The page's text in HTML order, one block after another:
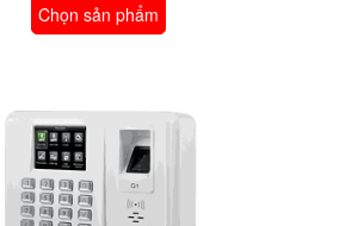
Chọn sản phẩm